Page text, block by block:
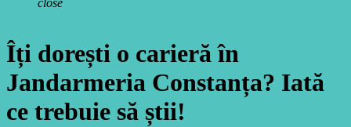
Îți dorești o carieră în
Jandarmeria Constanța? Iată
ce trebuie să știi!